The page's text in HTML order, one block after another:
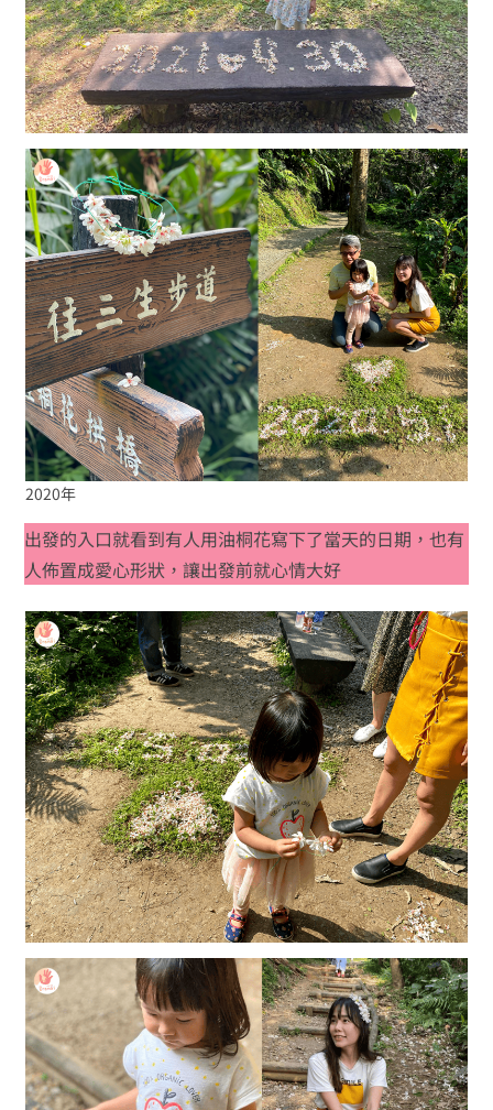
2020年
出發的入口就看到有人用油桐花寫下了當天的日期，也有
人佈置成愛心形狀，讓出發前就心情大好